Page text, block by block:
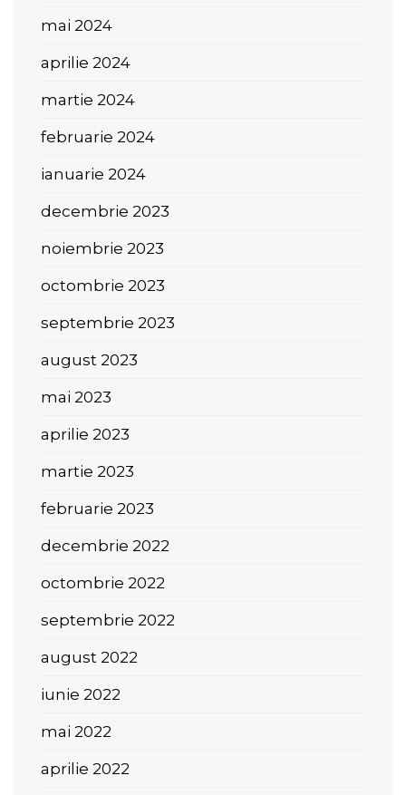
mai 2024
aprilie 2024
martie 2024
februarie 2024
ianuarie 2024
decembrie 2023
noiembrie 2023
octombrie 2023
septembrie 2023
august 2023
mai 2023
aprilie 2023
martie 2023
februarie 2023
decembrie 2022
octombrie 2022
septembrie 2022
august 2022
iunie 2022
mai 2022
aprilie 2022